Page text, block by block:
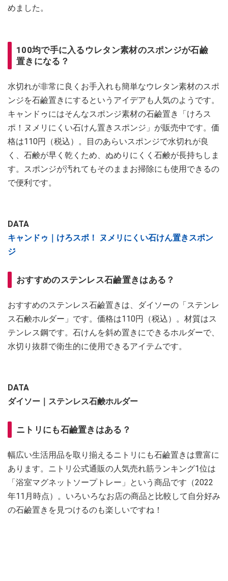
めました。
100均で手に入るウレタン素材のスポンジが石鹼
置きになる？
水切れが非常に良くお手入れも簡単なウレタン素材のスポ
ンジを石鹼置きにするというアイデアも人気のようです。
キャンドゥにはそんなスポンジ素材の石鹼置き「けろス
ポ！ヌメリにくい石けん置きスポンジ」が販売中です。価
格は110円（税込）。目のあらいスポンジで水切れが良
く、石鹸が早く乾くため、ぬめりにくく石鹸が長持ちしま
す。スポンジが汚れてもそのままお掃除にも使用できるの
で便利です。
DATA
キャンドゥ｜けろスポ！ ヌメリにくい石けん置きスポン
ジ
おすすめのステンレス石鹼置きはある？
おすすめのステンレス石鹼置きは、ダイソーの「ステンレ
ス石鹸ホルダー」です。価格は110円（税込）。材質はス
テンレス鋼です。石けんを斜め置きにできるホルダーで、
水切り抜群で衛生的に使用できるアイテムです。
DATA
ダイソー｜ステンレス石鹸ホルダー
ニトリにも石鹼置きはある？
幅広い生活用品を取り揃えるニトリにも石鹼置きは豊富に
あります。ニトリ公式通販の人気売れ筋ランキング1位は
「浴室マグネットソープトレー」という商品です（2022
年11月時点）。いろいろなお店の商品と比較して自分好み
の石鹼置きを見つけるのも楽しいですね！